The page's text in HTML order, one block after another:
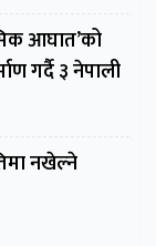
आघात’को
गर्दै ३ नेपाली
नखेल्ने